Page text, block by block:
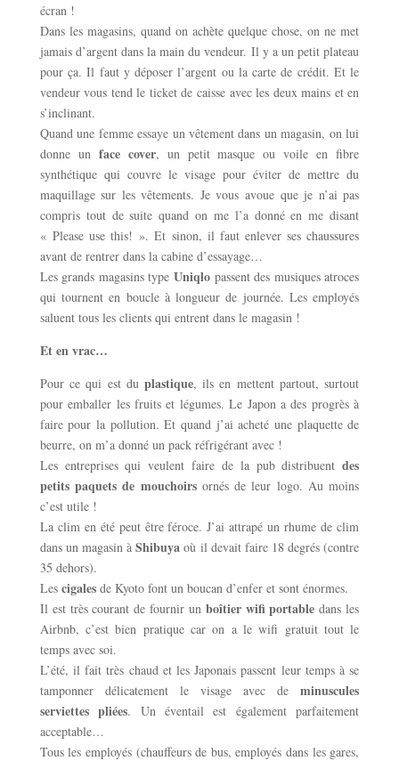
écran !
Dans les magasins, quand on achète quelque chose, on ne met
jamais d’argent dans la main du vendeur. Il y a un petit plateau
pour ça. Il faut y déposer l’argent ou la carte de crédit. Et le
vendeur vous tend le ticket de caisse avec les deux mains et en
s’inclinant.
Quand une femme essaye un vêtement dans un magasin, on lui
donne unface cover, un petit masque ou voile en fibre
synthétique qui couvre le visage pour éviter de mettre du
maquillage sur les vêtements. Je vous avoue que je n’ai pas
compris tout de suite quand on me l’a donné en me disant
« Please use this! ». Et sinon, il faut enlever ses chaussures
avant de rentrer dans la cabine d’essayage…
Les grands magasins type Uniqlo passent des musiques atroces
qui tournent en boucle à longueur de journée. Les employés
saluent tous les clients qui entrent dans le magasin !
Et en vrac…
Pour ce qui est du plastique, ils en mettent partout, surtout
pour emballer les fruits et légumes. Le Japon a des progrès à
faire pour la pollution. Et quand j’ai acheté une plaquette de
beurre, on m’a donné un pack réfrigérant avec !
Les entreprises qui veulent faire de la pub distribuentdes
petits paquets de mouchoirsornés de leur logo. Au moins
c’est utile !
La clim en été peut être féroce. J’ai attrapé un rhume de clim
dans un magasin àShibuya où il devait faire 18 degrés (contre
35 dehors).
Les cigalesde Kyoto font un boucan d’enfer et sont énormes.
Il est très courant de fournir un boîtier wifi portable dans les
Airbnb, c’est bien pratique car on a le wifi gratuit tout le
temps avec soi.
L’été, il fait très chaud et les Japonais passent leur temps à se
tamponner délicatement le visage avec deminuscules
serviettes pliées. Un éventail est également parfaitement
acceptable…
Tous les employés (chauffeurs de bus, employés dans les gares,